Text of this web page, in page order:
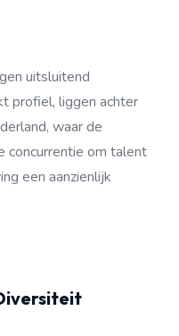
uitsluitend
profiel, liggen achter
waar de
concurrentie om talent
een aanzienlijk